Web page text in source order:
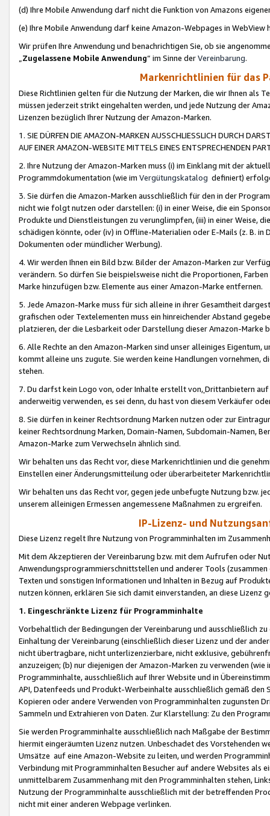
(d) Ihre Mobile Anwendung darf nicht die Funktion von Amazons
(e) Ihre Mobile Anwendung darf keine Amazon-Webpages in WebView
Wir prüfen Ihre Anwendung und benachrichtigen Sie, ob sie
„Zugelassene Mobile Anwendung“ im Sinne derVereinbarung.
Markenrichtlinien für das
Diese Richtlinien gelten für die Nutzung der Marken, die wir Ihnen als
müssen jederzeit strikt eingehalten werden, und jede Nutzung der
Lizenzen bezüglich Ihrer Nutzung der Amazon-Marken.
1. SIE DÜRFEN DIE AMAZON-MARKEN AUSSCHLIESSLICH DURCH
AUF EINER AMAZON-WEBSITE MITTELS EINES ENTSPRECHENDEN
2. Ihre Nutzung der Amazon-Marken muss (i) im Einklang mit der
Programmdokumentation (wie im Vergütungskatalog definiert)
3. Sie dürfen die Amazon-Marken ausschließlich für den in der
nicht wie folgt nutzen oder darstellen: (i) in einer Weise, die ein
Produkte und Dienstleistungen zu verunglimpfen, (iii) in einer Weise,
schädigen könnte, oder (iv) in Offline-Materialien oder E-Mails (z. B. in
Dokumenten oder mündlicher Werbung).
4. Wir werden Ihnen ein Bild bzw. Bilder der Amazon-Marken zur
verändern. So dürfen Sie beispielsweise nicht die Proportionen,
Marke hinzufügen bzw. Elemente aus einer Amazon-Marke entfernen.
5. Jede Amazon-Marke muss für sich alleine in ihrer Gesamtheit
grafischen oder Textelementen muss ein hinreichender Abstand
platzieren, der die Lesbarkeit oder Darstellung dieser Amazon-Marke
6. Alle Rechte an den Amazon-Marken sind unser alleiniges
kommt alleine uns zugute. Sie werden keine Handlungen vornehmen,
stehen.
7. Du darfst kein Logo von, oder Inhalte erstellt von,Drittanbietern auf
anderweitig verwenden, es sei denn, du hast von diesem Verkäufer
8. Sie dürfen in keiner Rechtsordnung Marken nutzen oder zur
keiner Rechtsordnung Marken, Domain-Namen, Subdomain-Namen,
Amazon-Marke zum Verwechseln ähnlich sind.
Wir behalten uns das Recht vor, diese Markenrichtlinien und die
Einstellen einer Änderungsmitteilung oder überarbeiteter
Wir behalten uns das Recht vor, gegen jede unbefugte Nutzung bzw.
unserem alleinigen Ermessen angemessene Maßnahmen zu ergreifen.
IP-Lizenz- und
Diese Lizenz regelt Ihre Nutzung von Programminhalten im
Mit dem Akzeptieren der Vereinbarung bzw. mit dem Aufrufen oder
Anwendungsprogrammierschnittstellen und anderer Tools (zusammen
Texten und sonstigen Informationen und Inhalten in Bezug auf
nutzen können, erklären Sie sich damit einverstanden, an diese Lizenz
1. Eingeschränkte Lizenz für Programminhalte
Vorbehaltlich der Bedingungen der Vereinbarung und ausschließlich
Einhaltung der Vereinbarung (einschließlich dieser Lizenz und der
nicht übertragbare, nicht unterlizenzierbare, nicht exklusive,
anzuzeigen; (b) nur diejenigen der Amazon-Marken zu verwenden
Programminhalte, ausschließlich auf Ihrer Website und in
API, Datenfeeds und Produkt-Werbeinhalte ausschließlich gemäß
Kopieren oder andere Verwenden von Programminhalten zugunsten
Sammeln und Extrahieren von Daten. Zur Klarstellung: Zu den
Sie werden Programminhalte ausschließlich nach Maßgabe der
hiermit eingeräumten Lizenz nutzen. Unbeschadet des Vorstehenden
Umsätze auf eine Amazon-Website zu leiten, und werden
Verbindung mit Programminhalten Besucher auf andere Websites als
unmittelbarem Zusammenhang mit den Programminhalten stehen,
Nutzung der Programminhalte ausschließlich mit der betreffenden
nicht mit einer anderen Webpage verlinken.